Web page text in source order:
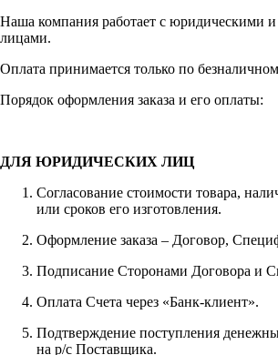
Наша компания работает с юридическими
лицами.
Оплата принимается только по
Порядок оформления заказа и его оплаты:
ДЛЯ ЮРИДИЧЕСКИХ ЛИЦ
Согласование стоимости товара,
или сроков его изготовления.
Оформление заказа – Договор,
Подписание Сторонами Договора и
Оплата Счета через «Банк-клиент».
Подтверждение поступления
на р/с Поставщика.